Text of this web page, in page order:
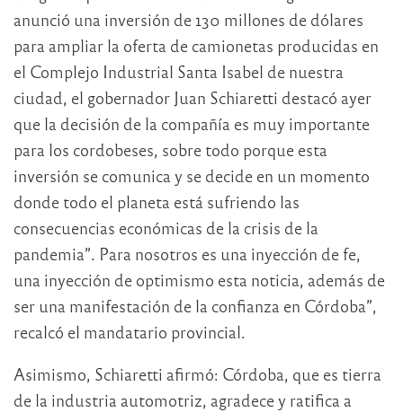
anunció una inversión de 130 millones de dólares
para ampliar la oferta de camionetas producidas en
el Complejo Industrial Santa Isabel de nuestra
ciudad, el gobernador Juan Schiaretti destacó ayer
que la decisión de la compañía es muy importante
para los cordobeses, sobre todo porque esta
inversión se comunica y se decide en un momento
donde todo el planeta está sufriendo las
consecuencias económicas de la crisis de la
pandemia”. Para nosotros es una inyección de fe,
una inyección de optimismo esta noticia, además de
ser una manifestación de la confianza en Córdoba”,
recalcó el mandatario provincial.
Asimismo, Schiaretti afirmó: Córdoba, que es tierra
de la industria automotriz, agradece y ratifica a